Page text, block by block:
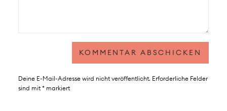
Deine E-Mail-Adresse wird nicht veröffentlicht. Erforderliche Felder
sind mit *markiert